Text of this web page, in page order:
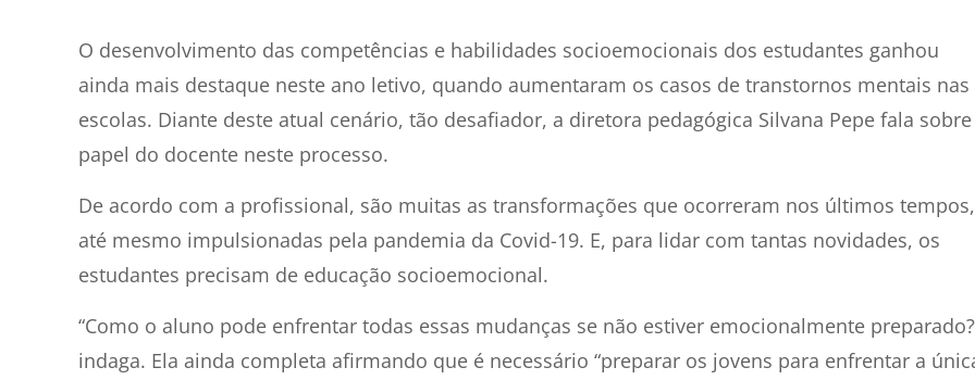
O desenvolvimento das competências e habilidades socioemocionais dos estudantes ganhou
ainda mais destaque neste ano letivo, quando aumentaram os casos de transtornos mentais nas
escolas. Diante deste atual cenário, tão desafiador, a diretora pedagógica Silvana Pepe fala
papel do docente neste processo.
De acordo com a profissional, são muitas as transformações que ocorreram nos últimos tempos,
até mesmo impulsionadas pela pandemia da Covid-19. E, para lidar com tantas novidades, os
estudantes precisam de educação socioemocional.
“Como o aluno pode enfrentar todas essas mudanças se não estiver emocionalmente
indaga. Ela ainda completa afirmando que é necessário “preparar os jovens para enfrentar a